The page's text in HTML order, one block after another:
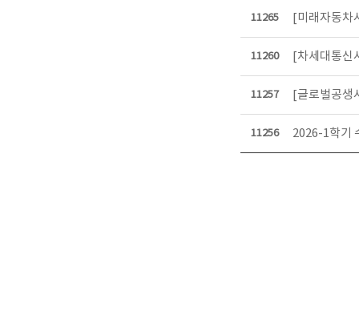
11265 [미래자동차
11260 [차세대통신
11257 [글로벌공생
11256 2026-1학기